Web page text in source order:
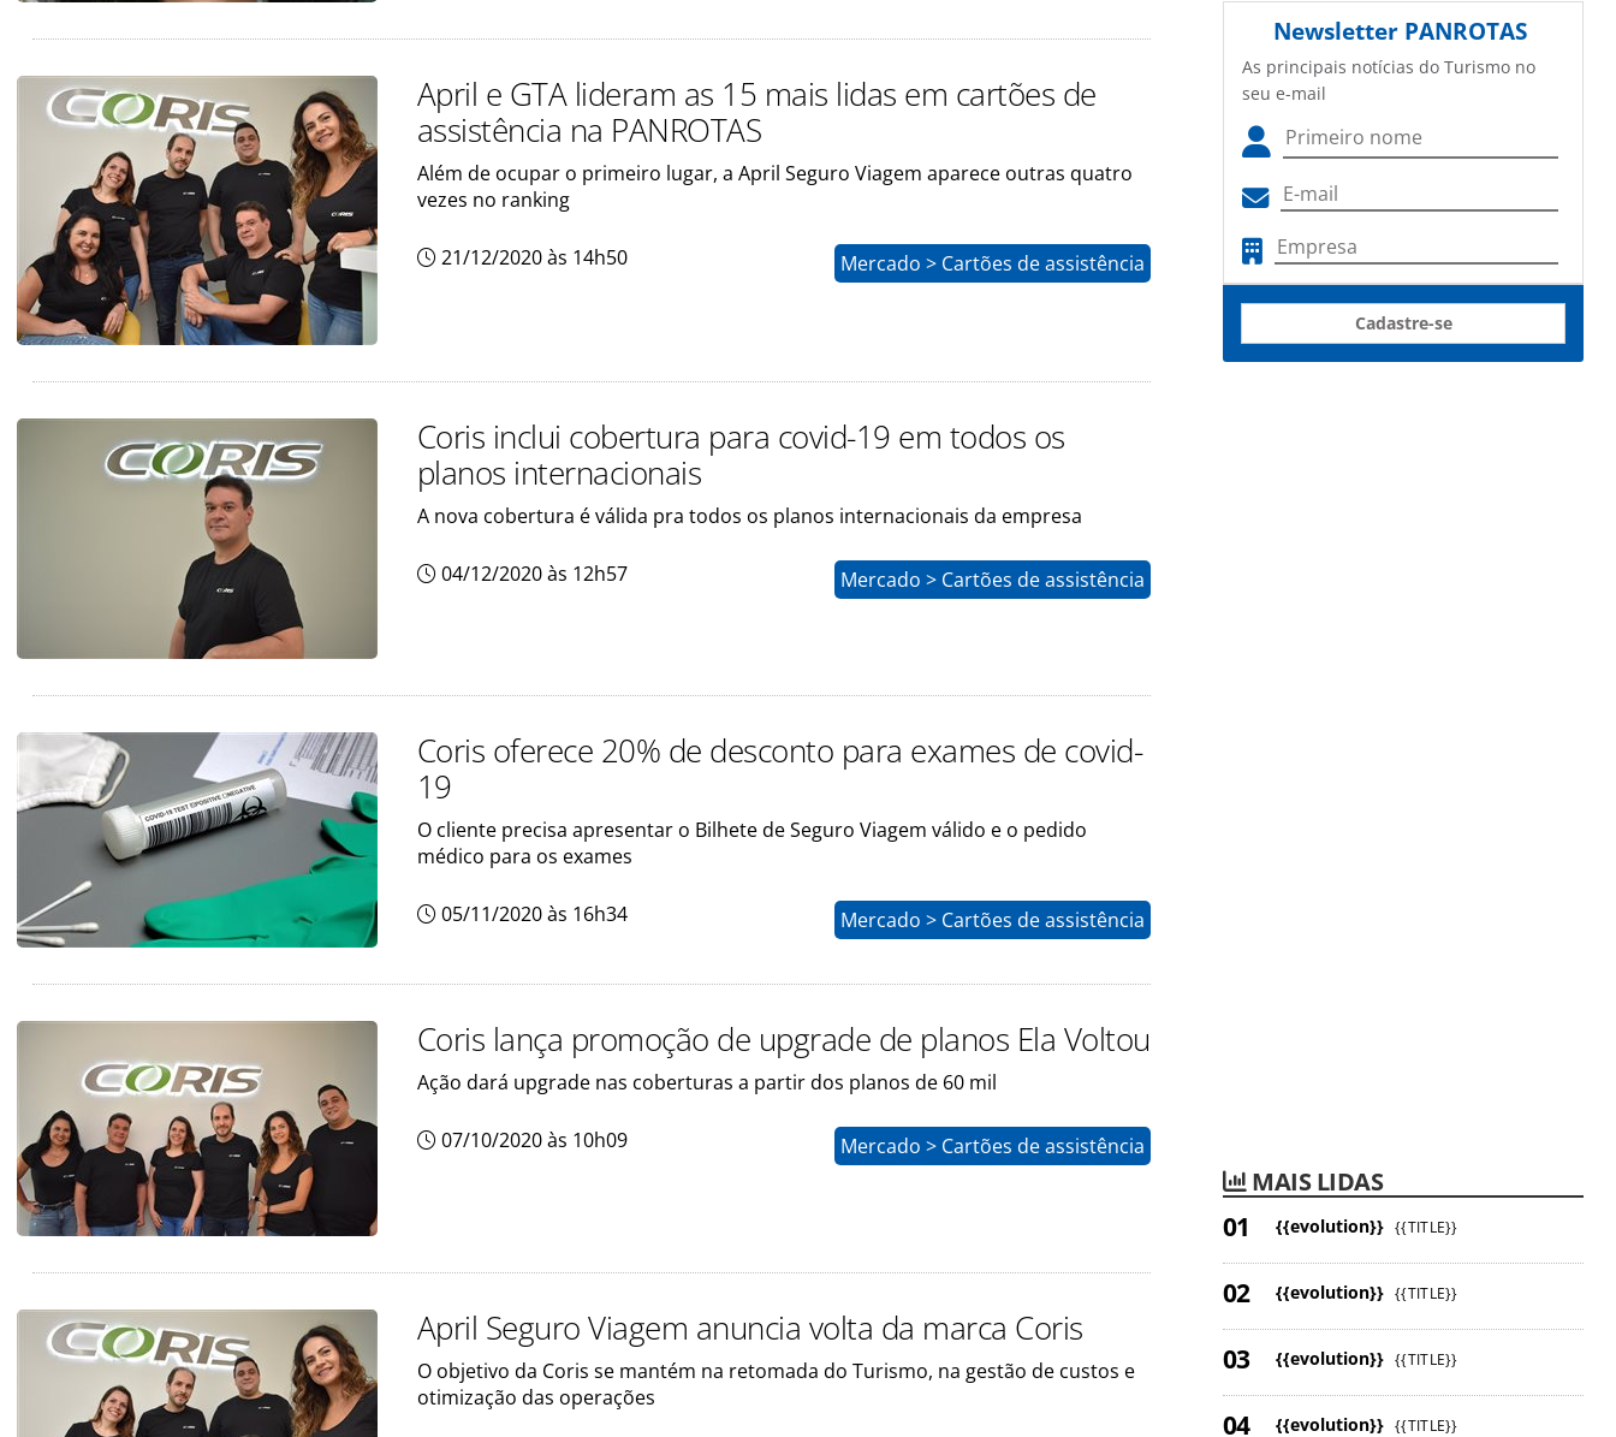
April e GTA lideram as 15 mais lidas em cartões de
assistência na PANROTAS
Além de ocupar o primeiro lugar, a April Seguro Viagem aparece outras quatro
vezes no ranking
21/12/2020 às 14h50 Mercado > Cartões de assistência
Coris inclui cobertura para covid-19 em todos os
planos internacionais
A nova cobertura é válida pra todos os planos internacionais da empresa
04/12/2020 às 12h57 Mercado > Cartões de assistência
Coris oferece 20% de desconto para exames de covid-
19
O cliente precisa apresentar o Bilhete de Seguro Viagem válido e o pedido
médico para os exames
05/11/2020 às 16h34 Mercado > Cartões de assistência
Coris lança promoção de upgrade de planos Ela Voltou
Ação dará upgrade nas coberturas a partir dos planos de 60 mil
07/10/2020 às 10h09 Mercado > Cartões de assistência
April Seguro Viagem anuncia volta da marca Coris
O objetivo da Coris se mantém na retomada do Turismo, na gestão de custos e
otimização das operações
Newsletter PANROTAS
As principais notícias do Turismo no
seu e-mail
Cadastre-se
MAIS LIDAS
{{evolution}} {{TITLE}}
{{evolution}} {{TITLE}}
{{evolution}} {{TITLE}}
{{evolution}} {{TITLE}}